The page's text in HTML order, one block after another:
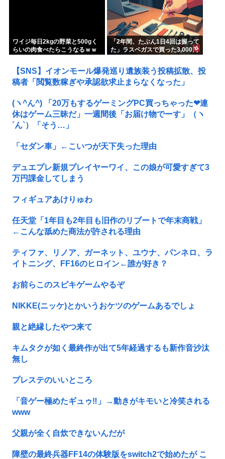
ワイジ毎日2kgの野菜と500gく
らいの肉食べたらこうなるｗｗ
「2年間、たぶん1日4回は握って
た」ラスベガスで買った3,000円
【SNS】イオンモール爆発巡り遺族装う投稿拡散、投
稿者「閲覧数稼ぎや承認欲求止まらなくなった」
(ヽ^ん^) 「20万もするゲーミングPC買っちゃった❤連
休はゲーム三昧だ」一週間後「お届け物でーす」（ヽ
´ん`）「そう…」
「セダン車」←こいつが天下失った理由
デュエプレ新規プレイヤーワイ、この娘が可愛すぎて3
万円課金してしまう
フィギュアあけりゅわ
任天堂「1年目も2年目も旧作のリブートで年末商戦」
←こんな舐めた商法が許される理由
ティファ、リノア、ガーネット、ユウナ、パンネロ、ラ
イトニング、FF16のヒロイン←誰が好き？
お前らこのスピキゲームやるぞ
NIKKE(ニッケ)とかいうおケツのゲームあるでしょ
親と絶縁したやつ来て
キムタクが如く最終作が出て5年経過するも新作音沙汰
無し
プレステのいいところ
「音ゲー極めたギュゥ‼️」→動きがキモいと冷笑される
www
父親が全く自炊できないんだが
障壁の最終兵器FF14の体験版をswitch2で始めたが こ